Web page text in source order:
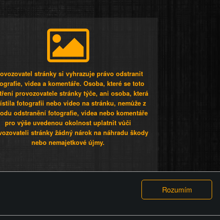
stránky si vyhrazuje právo odstranit
videa a komentáře. Osoba, které se toto
provozovatele stránky týče, ani osoba, která
fotografii nebo video na stránku, nemůže z
odstranění fotografie, videa nebo komentáře
pro výše uvedenou okolnost uplatnit vůči
stránky žádný nárok na náhradu škody
nebo nemajetkové újmy.
GDPR COOKIES